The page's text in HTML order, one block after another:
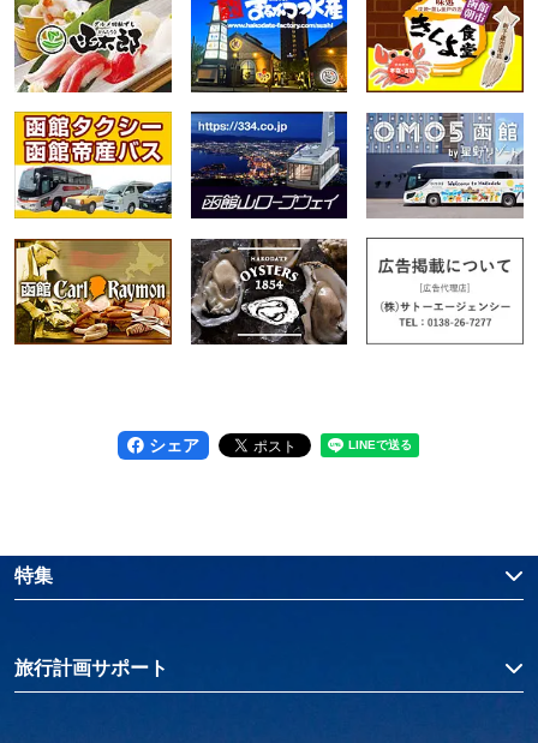
シェア
特集
旅行計画サポート